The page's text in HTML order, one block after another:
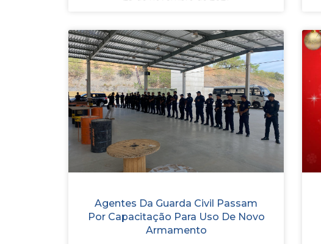
Agentes Da Guarda Civil Passam
Por Capacitação Para Uso De Novo
Armamento